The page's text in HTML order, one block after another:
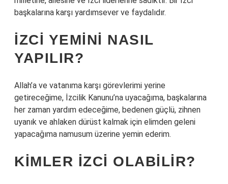
başkalarına karşı yardımsever ve faydalıdır.
İZCI YEMINI NASIL
YAPILIR?
Allah’a ve vatanıma karşı görevlerimi yerine
getireceğime, İzcilik Kanunu’na uyacağıma, başkalarına
her zaman yardım edeceğime, bedenen güçlü, zihnen
uyanık ve ahlaken dürüst kalmak için elimden geleni
yapacağıma namusum üzerine yemin ederim.
KIMLER IZCI OLABILIR?